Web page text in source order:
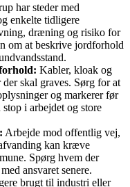
har steder med
enkelte tidligere
dræning og risiko for
om at beskrive jordforhold
Kabler, kloak og
skal graves. Sørg for at
og markerer før
i arbejdet og store
Arbejde mod offentlig vej,
kan kræve
Spørg hvem der
ansvaret senere.
brugt til industri eller